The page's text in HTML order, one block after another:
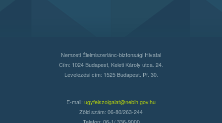
Nemzeti Élelmiszerlánc-biztonsági Hivatal
Cím: 1024 Budapest, Keleti Károly utca. 24.
Levelezési cím: 1525 Budapest. Pf. 30.
E-mail: ugyfelszolgalat@nebih.gov.hu
Zöld szám: 06-80/263-244
Telefon: 06-1/ 336-9000